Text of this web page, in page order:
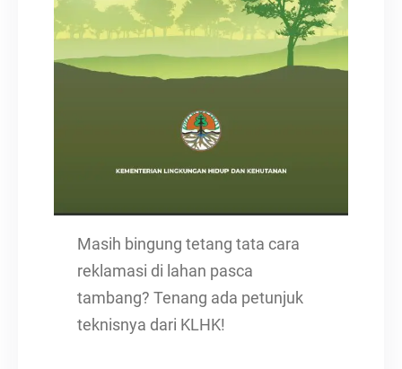
Masih bingung tetang tata cara
reklamasi di lahan pasca
tambang? Tenang ada petunjuk
teknisnya dari KLHK!